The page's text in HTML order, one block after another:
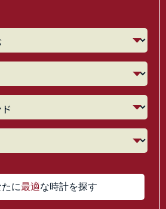
に最適な時計を探す